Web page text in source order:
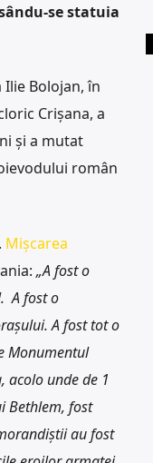
se statuia
Bolojan, în
Crișana, a
și a mutat
român
Mișcarea
„A fost o
A fost o
A fost tot o
Monumentul
acolo unde de 1
Bethlem, fost
au fost